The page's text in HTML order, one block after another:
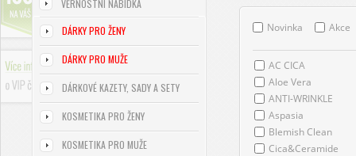
VĚRNOSTNÍ NABÍDKA
DÁRKY PRO ŽENY
DÁRKY PRO MUŽE
DÁRKOVÉ KAZETY, SADY A SETY
KOSMETIKA PRO ŽENY
KOSMETIKA PRO MUŽE
Novinka Akce
AC CICA
Aloe Vera
ANTI-WRINKLE
Aspasia
Blemish Clean
Cica&Ceramide